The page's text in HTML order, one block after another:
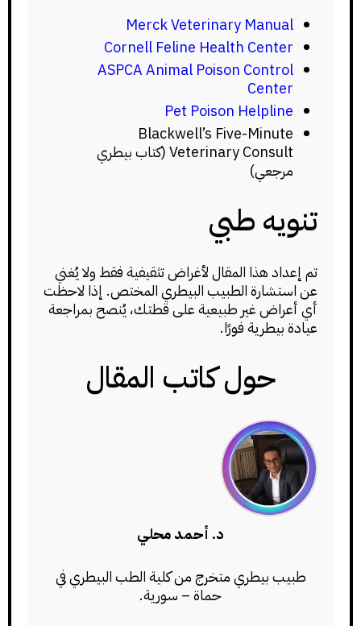
Merck Veterinary Manual
Cornell Feline Health Center
ASPCA Animal Poison Control
Center
Pet Poison Helpline
Blackwell’s Five-Minute
Veterinary Consult (كتاب بيطري
مرجعي)
تنويه طبي
تم إعداد هذا المقال لأغراض تثقيفية فقط ولا يُغني
عن استشارة الطبيب البيطري المختص. إذا لاحظت
أي أعراض غير طبيعية على قطتك، يُنصح بمراجعة
عيادة بيطرية فورًا.
حول كاتب المقال
د. أحمد محلي
طبيب بيطري متخرج من كلية الطب البيطري في
حماة – سورية.